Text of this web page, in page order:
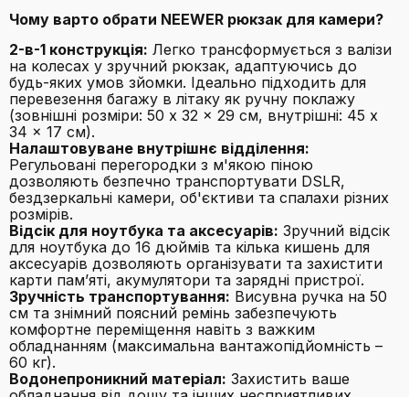
Чому варто обрати NEEWER рюкзак для камери?
2-в-1 конструкція: Легко трансформується з валізи
на колесах у зручний рюкзак, адаптуючись до
будь-яких умов зйомки. Ідеально підходить для
перевезення багажу в літаку як ручну поклажу
(зовнішні розміри: 50 x 32 x 29 см, внутрішні: 45 x
34 x 17 см).
Налаштовуване внутрішнє відділення:
Регульовані перегородки з м'якою піною
дозволяють безпечно транспортувати DSLR,
бездзеркальні камери, об'єктиви та спалахи різних
розмірів.
Відсік для ноутбука та аксесуарів: Зручний відсік
для ноутбука до 16 дюймів та кілька кишень для
аксесуарів дозволяють організувати та захистити
карти пам’яті, акумулятори та зарядні пристрої.
Зручність транспортування: Висувна ручка на 50
см та знімний поясний ремінь забезпечують
комфортне переміщення навіть з важким
обладнанням (максимальна вантажопідйомність –
60 кг).
Водонепроникний матеріал: Захистить ваше